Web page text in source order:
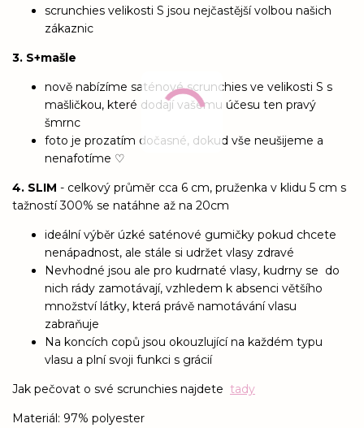
scrunchies velikosti S jsou nejčastější volbou našich
zákaznic
3. S+mašle
nově nabízíme saténové scrunchies ve velikosti S s
mašličkou, které dodají vašemu účesu ten pravý
šmrnc
foto je prozatím dočasné, dokud vše neušijeme a
nenafotíme ♡
4. SLIM - celkový průměr cca 6 cm, pruženka v klidu 5 cm s
tažností 300% se natáhne až na 20cm
ideální výběr úzké saténové gumičky pokud chcete
nenápadnost, ale stále si udržet vlasy zdravé
Nevhodné jsou ale pro kudrnaté vlasy, kudrny se do
nich rády zamotávají, vzhledem k absenci většího
množství látky, která právě namotávání vlasu
zabraňuje
Na koncích copů jsou okouzlující na každém typu
vlasu a plní svoji funkci s grácií
Jak pečovat o své scrunchies najdete tady
Materiál: 97% polyester